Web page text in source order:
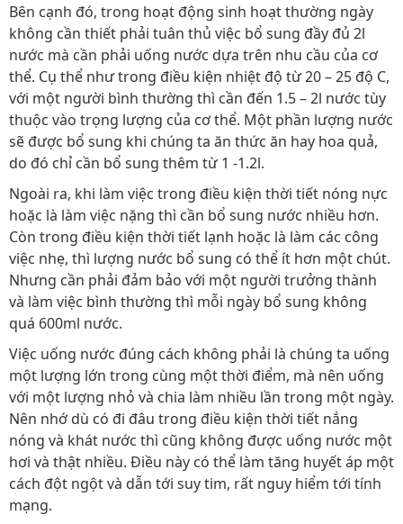
Bên cạnh đó, trong hoạt động sinh hoạt thường ngày
không cần thiết phải tuân thủ việc bổ sung đầy đủ 2l
nước mà cần phải uống nước dựa trên nhu cầu của cơ
thể. Cụ thể như trong điều kiện nhiệt độ từ 20 – 25 độ C,
với một người bình thường thì cần đến 1.5 – 2l nước tùy
thuộc vào trọng lượng của cơ thể. Một phần lượng nước
sẽ được bổ sung khi chúng ta ăn thức ăn hay hoa quả,
do đó chỉ cần bổ sung thêm từ 1 -1.2l.
Ngoài ra, khi làm việc trong điều kiện thời tiết nóng nực
hoặc là làm việc nặng thì cần bổ sung nước nhiều hơn.
Còn trong điều kiện thời tiết lạnh hoặc là làm các công
việc nhẹ, thì lượng nước bổ sung có thể ít hơn một chút.
Nhưng cần phải đảm bảo với một người trưởng thành
và làm việc bình thường thì mỗi ngày bổ sung không
quá 600ml nước.
Việc uống nước đúng cách không phải là chúng ta uống
một lượng lớn trong cùng một thời điểm, mà nên uống
với một lượng nhỏ và chia làm nhiều lần trong một ngày.
Nên nhớ dù có đi đâu trong điều kiện thời tiết nắng
nóng và khát nước thì cũng không được uống nước một
hơi và thật nhiều. Điều này có thể làm tăng huyết áp một
cách đột ngột và dẫn tới suy tim, rất nguy hiểm tới tính
mạng.